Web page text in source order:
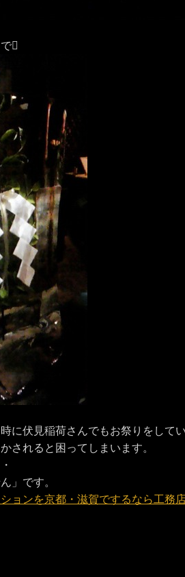

に伏見稲荷さんでもお祭りをしてい
されると困ってしまいます。
」です。
ョンを京都・滋賀でするなら工務